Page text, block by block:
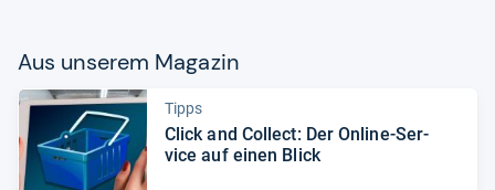
Aus unse­rem Maga­zin
Tipps
Click and Col­lect: Der Online-​Ser­
vice auf einen Blick